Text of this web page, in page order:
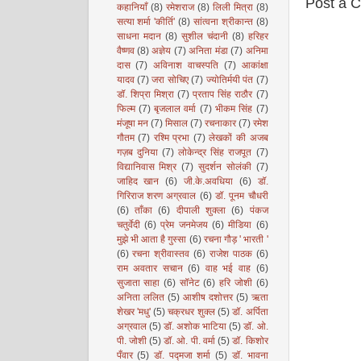
Post a
कहानियाँ (8) रमेशराज (8) लिली मित्रा (8)
सत्या शर्मा 'कीर्ति' (8) सांत्वना श्रीकान्त (8)
साधना मदान (8) सुशील चंदानी (8) हरिहर
वैष्णव (8) अज्ञेय (7) अनिता मंडा (7) अनिमा
दास (7) अविनाश वाचस्पति (7) आकांक्षा
यादव (7) जरा सोचिए (7) ज्योतिर्मयी पंत (7)
डॉ. शिप्रा मिश्रा (7) प्रताप सिंह राठौर (7)
फिल्म (7) बृजलाल वर्मा (7) भीकम सिंह (7)
मंजूषा मन (7) मिसाल (7) रचनाकार (7) रमेश
गौतम (7) रश्मि प्रभा (7) लेखकों की अजब
गज़ब दुनिया (7) लोकेन्द्र सिंह राजपूत (7)
विद्यानिवास मिश्र (7) सुदर्शन सोलंकी (7)
जाहिद खान (6) जी.के.अवधिया (6) डॉ.
गिरिराज शरण अग्रवाल (6) डॉ. पूनम चौधरी
(6) ताँका (6) दीपाली शुक्ला (6) पंकज
चतुर्वेदी (6) प्रेम जनमेजय (6) मीडिया (6)
मुझे भी आता है गुस्सा (6) रचना गौड़ ' भारती '
(6) रचना श्रीवास्तव (6) राजेश पाठक (6)
राम अवतार सचान (6) वाह भई वाह (6)
सुजाता साहा (6) सॉनेट (6) हरि जोशी (6)
अनिता ललित (5) आशीष दशोत्तर (5) ऋता
शेखर 'मधु' (5) चक्रधर शुक्ल (5) डॉ. अर्पिता
अग्रवाल (5) डॉ. अशोक भाटिया (5) डॉ. ओ.
पी. जोशी (5) डॉ. ओ. पी. वर्मा (5) डॉ. किशोर
पँवार (5) डॉ. पद्मजा शर्मा (5) डॉ. भावना